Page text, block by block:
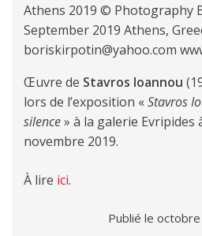
Athens 2019 © Photography
September 2019 Athens,
boriskirpotin@yahoo.com
Œuvre de Stavros Ioannou
lors de l’exposition «Stavros
silence» à la galerie Evripides
novembre 2019.
À lire ici.
Publié le